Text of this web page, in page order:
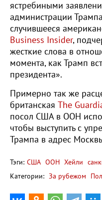
ястребиными
администрации
случившееся
Business Insider,
жесткие слова в
момента, как Трамп
президента».
Примерно так же
британская The
посол США в ООН
чтобы выступить с
Трампа в адрес
Тэги: США ООН Хейли
Категории: За рубежом